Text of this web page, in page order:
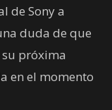
de Sony a
duda de que
próxima
en el momento